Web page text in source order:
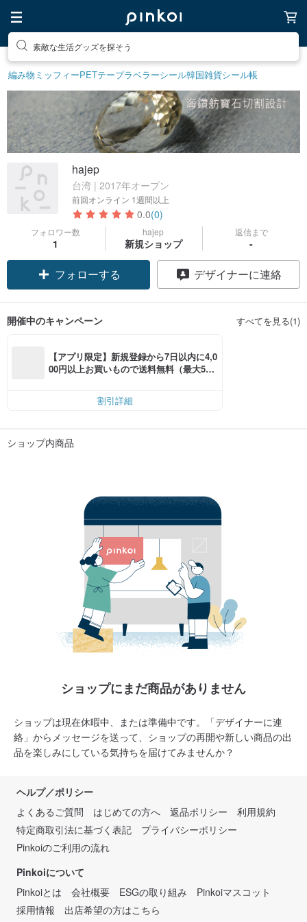
素敵な生活グッズを探そう
編み物 ミッフィーPETテープラベラーシール韓国雑貨シール帳
hajep
台湾 | 2017年オープン
前回オンライン 1週間以上
0.0(0)
フォロワー数
1
hajep
新規ショップ
返信まで
-
フォローする デザイナーに連絡
開催中のキャンペーン すべてを見る(1)
【アプリ限定】新規登録から7日以内に4,0
00円以上お買いもので送料無料（最大500
割引詳細
ショップ内商品
ショップにまだ商品がありません
ショップは現在休暇中、または準備中です。「デザイナーに連
絡」からメッセージを送って、ショップの再開や新しい商品の出
品を楽しみにしている気持ちを届けてみませんか？
ヘルプ／ポリシー
よくあるご質問
はじめての方へ 返品ポリシー
利用規約
特定商取引法に基づく表記
プライバシーポリシー
Pinkoiのご利用の流れ
Pinkoiについて
Pinkoiとは
会社概要 ESGの取り組み
Pinkoiマスコット
採用情報
出店希望の方はこちら